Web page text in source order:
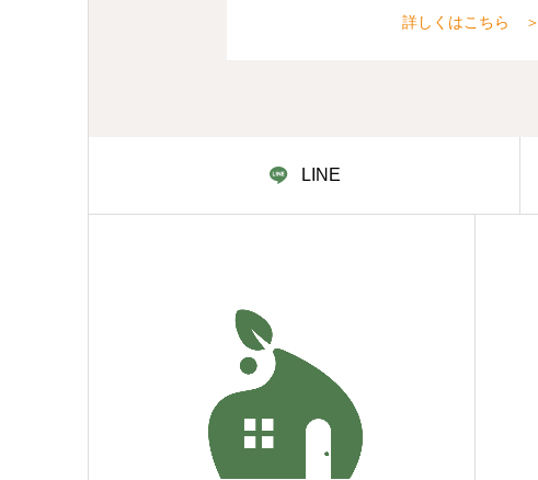
っかけに子育ての準備を進めてい
詳しくはこちら ＞
LINE